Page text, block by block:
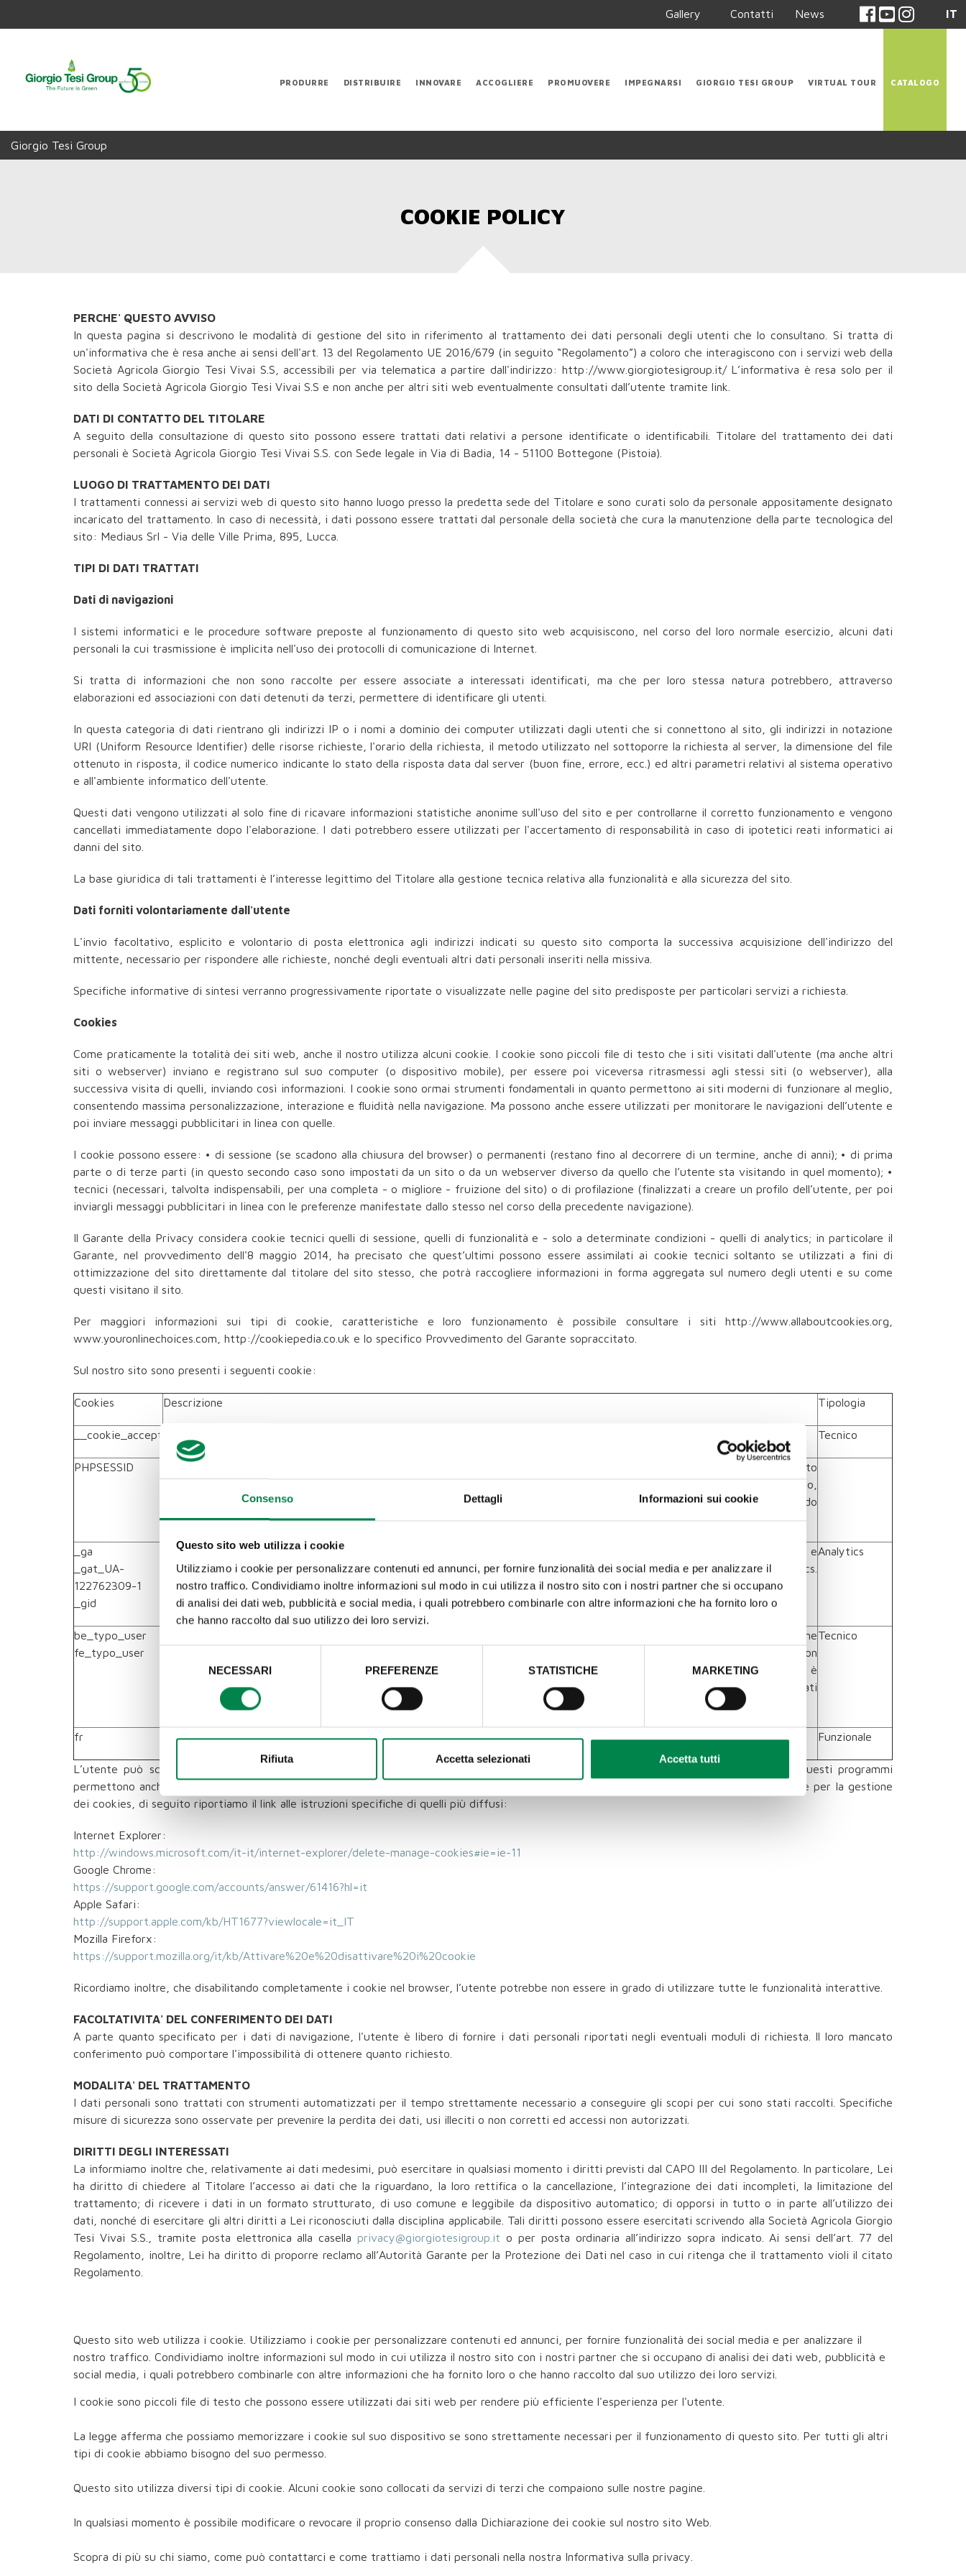
Consenso Dettagli Informazioni sui cookie
Questo sito web utilizza i cookie
Utilizziamo i cookie per personalizzare contenuti ed annunci, per fornire funzionalità dei social media e per analizzare il
nostro traffico. Condividiamo inoltre informazioni sul modo in cui utilizza il nostro sito con i nostri partner che si occupano
di analisi dei dati web, pubblicità e social media, i quali potrebbero combinarle con altre informazioni che ha fornito loro o
che hanno raccolto dal suo utilizzo dei loro servizi.
NECESSARI PREFERENZE STATISTICHE MARKETING
Rifiuta Accetta selezionati Accetta tutti
IT
News
Contatti
Gallery
PRODURRE DISTRIBUIRE INNOVARE ACCOGLIERE PROMUOVERE IMPEGNARSI GIORGIO TESI GROUP VIRTUAL TOUR CATALOGO
Giorgio Tesi Group
COOKIE POLICY
PERCHE' QUESTO AVVISO
In questa pagina si descrivono le modalità di gestione del sito in riferimento al trattamento dei dati personali degli utenti che lo consultano. Si tratta di
un'informativa che è resa anche ai sensi dell'art. 13 del Regolamento UE 2016/679 (in seguito “Regolamento”) a coloro che interagiscono con i servizi web della
Società Agricola Giorgio Tesi Vivai S.S, accessibili per via telematica a partire dall'indirizzo: http://www.giorgiotesigroup.it/ L’informativa è resa solo per il
sito della Società Agricola Giorgio Tesi Vivai S.S e non anche per altri siti web eventualmente consultati dall’utente tramite link.
DATI DI CONTATTO DEL TITOLARE
A seguito della consultazione di questo sito possono essere trattati dati relativi a persone identificate o identificabili. Titolare del trattamento dei dati
personali è Società Agricola Giorgio Tesi Vivai S.S. con Sede legale in Via di Badia, 14 - 51100 Bottegone (Pistoia).
LUOGO DI TRATTAMENTO DEI DATI
I trattamenti connessi ai servizi web di questo sito hanno luogo presso la predetta sede del Titolare e sono curati solo da personale appositamente designato
incaricato del trattamento. In caso di necessità, i dati possono essere trattati dal personale della società che cura la manutenzione della parte tecnologica del
sito: Mediaus Srl - Via delle Ville Prima, 895, Lucca.
TIPI DI DATI TRATTATI
Dati di navigazioni
I sistemi informatici e le procedure software preposte al funzionamento di questo sito web acquisiscono, nel corso del loro normale esercizio, alcuni dati
personali la cui trasmissione è implicita nell'uso dei protocolli di comunicazione di Internet.
Si tratta di informazioni che non sono raccolte per essere associate a interessati identificati, ma che per loro stessa natura potrebbero, attraverso
elaborazioni ed associazioni con dati detenuti da terzi, permettere di identificare gli utenti.
In questa categoria di dati rientrano gli indirizzi IP o i nomi a dominio dei computer utilizzati dagli utenti che si connettono al sito, gli indirizzi in notazione
URI (Uniform Resource Identifier) delle risorse richieste, l'orario della richiesta, il metodo utilizzato nel sottoporre la richiesta al server, la dimensione del file
ottenuto in risposta, il codice numerico indicante lo stato della risposta data dal server (buon fine, errore, ecc.) ed altri parametri relativi al sistema operativo
e all'ambiente informatico dell'utente.
Questi dati vengono utilizzati al solo fine di ricavare informazioni statistiche anonime sull'uso del sito e per controllarne il corretto funzionamento e vengono
cancellati immediatamente dopo l'elaborazione. I dati potrebbero essere utilizzati per l'accertamento di responsabilità in caso di ipotetici reati informatici ai
danni del sito.
La base giuridica di tali trattamenti è l’interesse legittimo del Titolare alla gestione tecnica relativa alla funzionalità e alla sicurezza del sito.
Dati forniti volontariamente dall'utente
L'invio facoltativo, esplicito e volontario di posta elettronica agli indirizzi indicati su questo sito comporta la successiva acquisizione dell'indirizzo del
mittente, necessario per rispondere alle richieste, nonché degli eventuali altri dati personali inseriti nella missiva.
Specifiche informative di sintesi verranno progressivamente riportate o visualizzate nelle pagine del sito predisposte per particolari servizi a richiesta.
Cookies
Come praticamente la totalità dei siti web, anche il nostro utilizza alcuni cookie. I cookie sono piccoli file di testo che i siti visitati dall'utente (ma anche altri
siti o webserver) inviano e registrano sul suo computer (o dispositivo mobile), per essere poi viceversa ritrasmessi agli stessi siti (o webserver), alla
successiva visita di quelli, inviando così informazioni. I cookie sono ormai strumenti fondamentali in quanto permettono ai siti moderni di funzionare al meglio,
consentendo massima personalizzazione, interazione e fluidità nella navigazione. Ma possono anche essere utilizzati per monitorare le navigazioni dell’utente e
poi inviare messaggi pubblicitari in linea con quelle.
I cookie possono essere: • di sessione (se scadono alla chiusura del browser) o permanenti (restano fino al decorrere di un termine, anche di anni); • di prima
parte o di terze parti (in questo secondo caso sono impostati da un sito o da un webserver diverso da quello che l’utente sta visitando in quel momento); •
tecnici (necessari, talvolta indispensabili, per una completa - o migliore - fruizione del sito) o di profilazione (finalizzati a creare un profilo dell’utente, per poi
inviargli messaggi pubblicitari in linea con le preferenze manifestate dallo stesso nel corso della precedente navigazione).
Il Garante della Privacy considera cookie tecnici quelli di sessione, quelli di funzionalità e - solo a determinate condizioni - quelli di analytics; in particolare il
Garante, nel provvedimento dell'8 maggio 2014, ha precisato che quest’ultimi possono essere assimilati ai cookie tecnici soltanto se utilizzati a fini di
ottimizzazione del sito direttamente dal titolare del sito stesso, che potrà raccogliere informazioni in forma aggregata sul numero degli utenti e su come
questi visitano il sito.
Per maggiori informazioni sui tipi di cookie, caratteristiche e loro funzionamento è possibile consultare i siti http://www.allaboutcookies.org,
www.youronlinechoices.com, http://cookiepedia.co.uk e lo specifico Provvedimento del Garante sopraccitato.
Sul nostro sito sono presenti i seguenti cookie:
Cookies Descrizione Tipologia
__cookie_accept Tecnico
PHPSESSID
Il cookie PHPSESSID è un cookie nativo di PHP e consente ai siti Web di memorizzare dati sullo stato della sessione. Nel sito
Web viene utilizzato per stabilire una sessione utente e per comunicare i dati sullo stato attraverso un cookie temporaneo,
comunemente denominato cookie di sessione. Poiché il cookie PHPSESSID non ha una scadenza temporale, scompare quando
si chiude il client.
_ga
_gat_UA-
122762309-1
_gid
Questi cookies sono utilizzati per permettere l’analisi dei dati di accesso al sito da parte degli utenti, in forma anonima e
aggregata. Sono cookies relativi alla piattaforma di web analytics Google Anaytics.
https://www.google.com/analytics/learn/privacy.html?hl=it )
Analytics
be_typo_user
fe_typo_user
Questo nome di cookie è associato al sistema di gestione dei contenuti web Typo3. Vengono generalmente utilizzato come
identificatore di sessione utente per consentire l'archiviazione delle preferenze dell'utente, ma in molti casi potrebbe non
essere effettivamente necessario in quanto può essere impostato di default dalla piattaforma. Nella maggior parte dei casi è
impostato per essere distrutto alla fine di una sessione del browser. Contiene un identificatore casuale piuttosto che dati
utente specifici. ‘be_typo_user’ è creato soltanto se un utente ha fatto l’accesso all’area di amministrazione di Typo3.
Tecnico
fr Cookie creato da Facebook per permettere il funzionamento dei propri widget Funzionale
L’utente può scegliere se cancellare, o bloccare, taluni (o tutti) i cookie attraverso la configurazione del proprio browser. Di norma questi programmi
permettono anche, con apposita opzione, di bloccare specificatamente i cookie di terze parti. Ciascun browser, presenta procedure diverse per la gestione
dei cookies, di seguito riportiamo il link alle istruzioni specifiche di quelli più diffusi:
Internet Explorer:
http://windows.microsoft.com/it-it/internet-explorer/delete-manage-cookies#ie=ie-11
Google Chrome:
https://support.google.com/accounts/answer/61416?hl=it
Apple Safari:
http://support.apple.com/kb/HT1677?viewlocale=it_IT
Mozilla Fireforx:
https://support.mozilla.org/it/kb/Attivare%20e%20disattivare%20i%20cookie
Ricordiamo inoltre, che disabilitando completamente i cookie nel browser, l’utente potrebbe non essere in grado di utilizzare tutte le funzionalità interattive.
FACOLTATIVITA' DEL CONFERIMENTO DEI DATI
A parte quanto specificato per i dati di navigazione, l'utente è libero di fornire i dati personali riportati negli eventuali moduli di richiesta. Il loro mancato
conferimento può comportare l'impossibilità di ottenere quanto richiesto.
MODALITA' DEL TRATTAMENTO
I dati personali sono trattati con strumenti automatizzati per il tempo strettamente necessario a conseguire gli scopi per cui sono stati raccolti. Specifiche
misure di sicurezza sono osservate per prevenire la perdita dei dati, usi illeciti o non corretti ed accessi non autorizzati.
DIRITTI DEGLI INTERESSATI
La informiamo inoltre che, relativamente ai dati medesimi, può esercitare in qualsiasi momento i diritti previsti dal CAPO III del Regolamento. In particolare, Lei
ha diritto di chiedere al Titolare l’accesso ai dati che la riguardano, la loro rettifica o la cancellazione, l’integrazione dei dati incompleti, la limitazione del
trattamento; di ricevere i dati in un formato strutturato, di uso comune e leggibile da dispositivo automatico; di opporsi in tutto o in parte all’utilizzo dei
dati, nonché di esercitare gli altri diritti a Lei riconosciuti dalla disciplina applicabile. Tali diritti possono essere esercitati scrivendo alla Società Agricola Giorgio
Tesi Vivai S.S., tramite posta elettronica alla casellaprivacy@giorgiotesigroup.it o per posta ordinaria all’indirizzo sopra indicato. Ai sensi dell’art. 77 del
Regolamento, inoltre, Lei ha diritto di proporre reclamo all’Autorità Garante per la Protezione dei Dati nel caso in cui ritenga che il trattamento violi il citato
Regolamento.
Questo sito web utilizza i cookie. Utilizziamo i cookie per personalizzare contenuti ed annunci, per fornire funzionalità dei social media e per analizzare il
nostro traffico. Condividiamo inoltre informazioni sul modo in cui utilizza il nostro sito con i nostri partner che si occupano di analisi dei dati web, pubblicità e
social media, i quali potrebbero combinarle con altre informazioni che ha fornito loro o che hanno raccolto dal suo utilizzo dei loro servizi.
I cookie sono piccoli file di testo che possono essere utilizzati dai siti web per rendere più efficiente l'esperienza per l'utente.
La legge afferma che possiamo memorizzare i cookie sul suo dispositivo se sono strettamente necessari per il funzionamento di questo sito. Per tutti gli altri
tipi di cookie abbiamo bisogno del suo permesso.
Questo sito utilizza diversi tipi di cookie. Alcuni cookie sono collocati da servizi di terzi che compaiono sulle nostre pagine.
In qualsiasi momento è possibile modificare o revocare il proprio consenso dalla Dichiarazione dei cookie sul nostro sito Web.
Scopra di più su chi siamo, come può contattarci e come trattiamo i dati personali nella nostra Informativa sulla privacy.